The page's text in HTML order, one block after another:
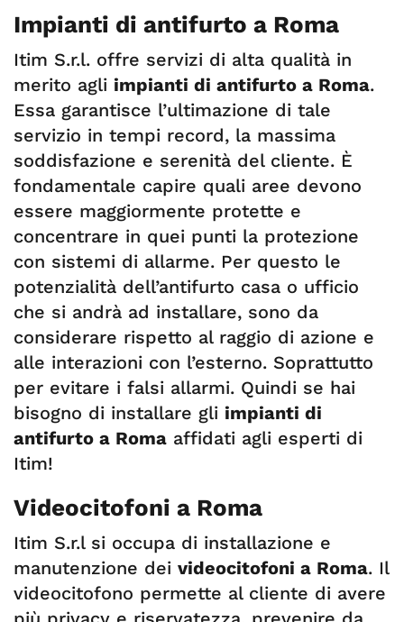
Impianti di antifurto a Roma
Itim S.r.l. offre servizi di alta qualità in
merito agli impianti di antifurto a Roma.
Essa garantisce l’ultimazione di tale
servizio in tempi record, la massima
soddisfazione e serenità del cliente. È
fondamentale capire quali aree devono
essere maggiormente protette e
concentrare in quei punti la protezione
con sistemi di allarme. Per questo le
potenzialità dell’antifurto casa o ufficio
che si andrà ad installare, sono da
considerare rispetto al raggio di azione e
alle interazioni con l’esterno. Soprattutto
per evitare i falsi allarmi. Quindi se hai
bisogno di installare gli impianti di
antifurto a Roma affidati agli esperti di
Itim!
Videocitofoni a Roma
Itim S.r.l si occupa di installazione e
manutenzione dei videocitofoni a Roma. Il
videocitofono permette al cliente di avere